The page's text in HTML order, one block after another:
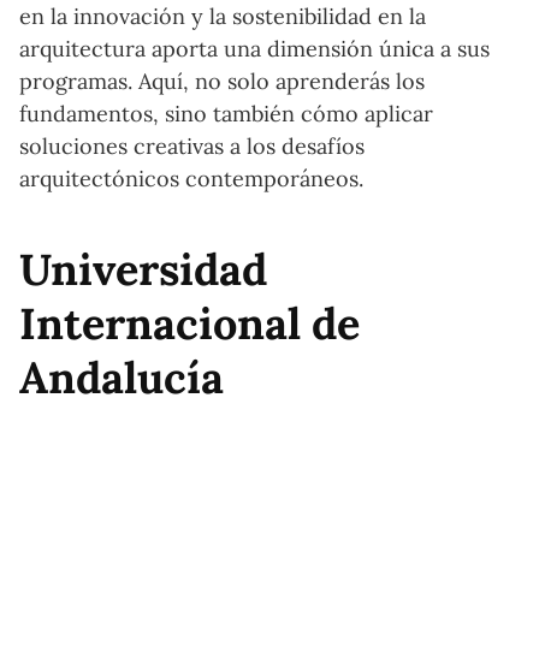
en la innovación y la sostenibilidad en la
arquitectura aporta una dimensión única a sus
programas. Aquí, no solo aprenderás los
fundamentos, sino también cómo aplicar
soluciones creativas a los desafíos
arquitectónicos contemporáneos.
Universidad
Internacional de
Andalucía